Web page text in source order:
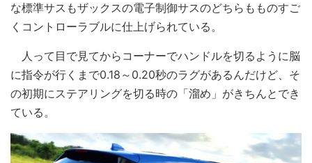
な標準サスもザックスの電子制御サスのどちらもものすご
くコントローラブルに仕上げられている。
人って目で見てからコーナーでハンドルを切るように脳
に指令が行くまで0.18～0.20秒のラグがあるんだけど、そ
の初期にステアリングを切る時の「溜め」がきちんとでき
ている。